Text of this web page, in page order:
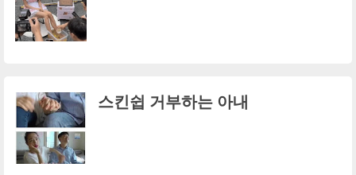
스킨쉽 거부하는 아내